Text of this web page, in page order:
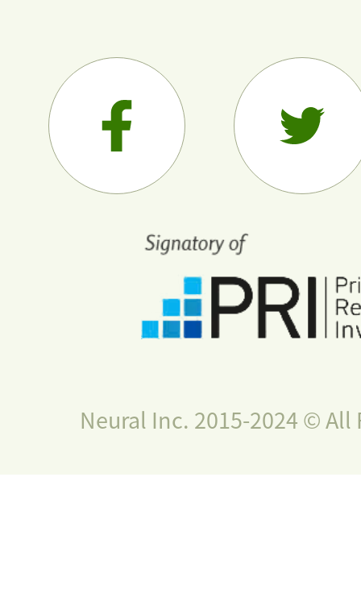
Neural Inc. 2015-2024 © All